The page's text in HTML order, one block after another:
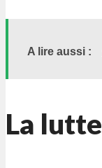
A lire aussi :
La